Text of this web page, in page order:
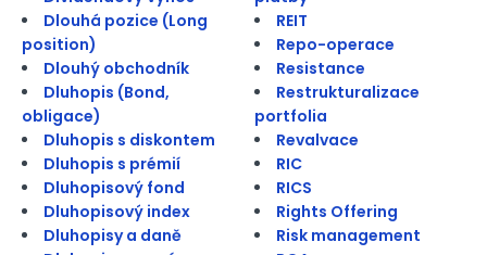
Dlouhá pozice (Long
position)
Dlouhý obchodník
Dluhopis (Bond,
obligace)
Dluhopis s diskontem
Dluhopis s prémií
Dluhopisový fond
Dluhopisový index
Dluhopisy a daně
REIT
Repo-operace
Resistance
Restrukturalizace
portfolia
Revalvace
RIC
RICS
Rights Offering
Risk management